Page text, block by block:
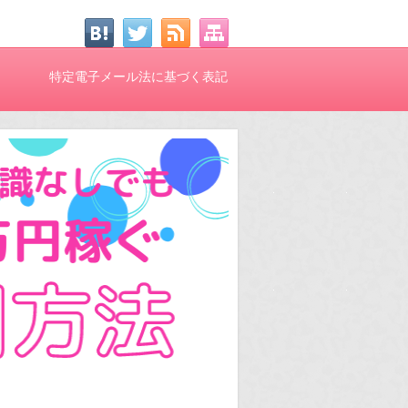
特定電子メール法に基づく表記